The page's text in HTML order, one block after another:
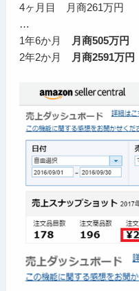
4ヶ月目 月商261万円
…
1年6か月
月商505万円
2年2か月
月商2591万円